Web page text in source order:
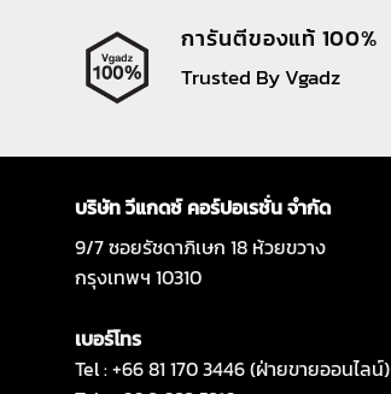
การันตีของแท้ 100%
Trusted By Vgadz
บริษัท วีแกดซ์ คอร์ปอเรชั่น จำกัด
9/7 ซอยรัชดาภิเษก 18 ห้วยขวาง
กรุงเทพฯ 10310
เบอร์โทร
Tel : +66 81 170 3446 (ฝ่ายขายออนไลน์)